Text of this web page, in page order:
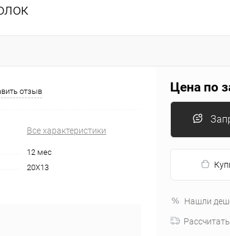
отзыв
Все характеристики
12 мес
20Х13
Цена по
Нашли